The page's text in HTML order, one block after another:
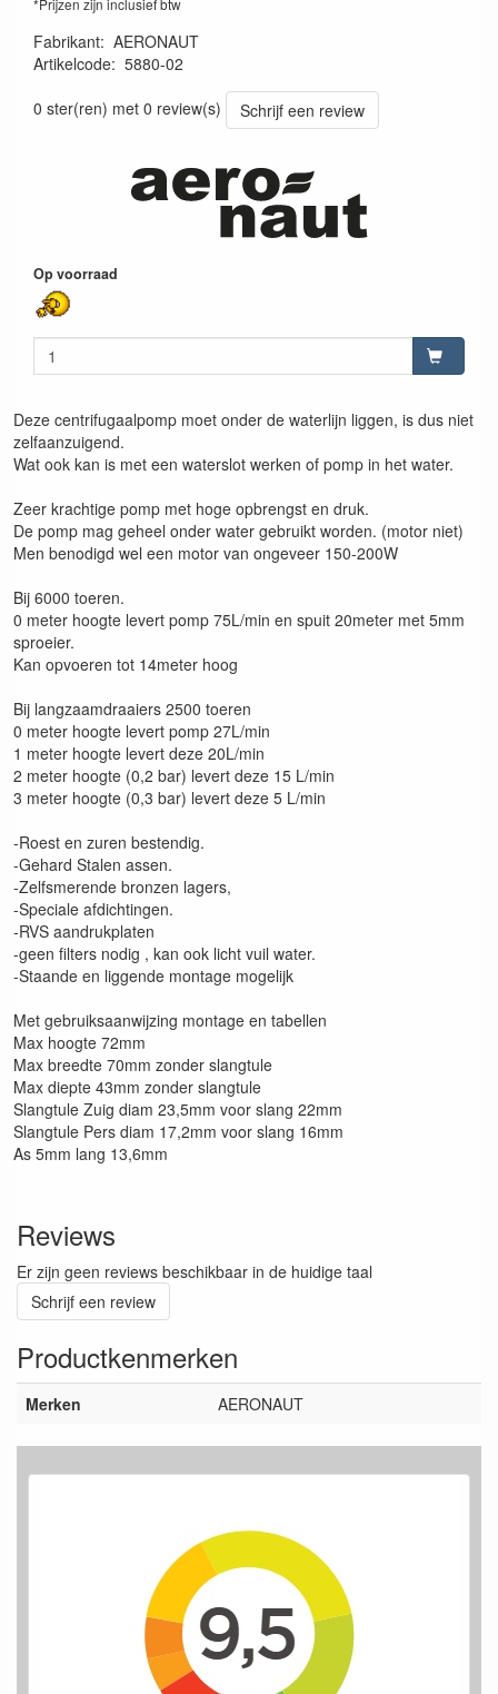
*Prijzen zijn inclusief btw
Fabrikant: AERONAUT
Artikelcode: 5880-02
0 ster(ren) met 0 review(s)
Schrijf een review
Op voorraad
Deze centrifugaalpomp moet onder de waterlijn liggen, is dus niet
zelfaanzuigend.
Wat ook kan is met een waterslot werken of pomp in het water.
Zeer krachtige pomp met hoge opbrengst en druk.
De pomp mag geheel onder water gebruikt worden. (motor niet)
Men benodigd wel een motor van ongeveer 150-200W
Bij 6000 toeren.
0 meter hoogte levert pomp 75L/min en spuit 20meter met 5mm
sproeier.
Kan opvoeren tot 14meter hoog
Bij langzaamdraaiers 2500 toeren
0 meter hoogte levert pomp 27L/min
1 meter hoogte levert deze 20L/min
2 meter hoogte (0,2 bar) levert deze 15 L/min
3 meter hoogte (0,3 bar) levert deze 5 L/min
-Roest en zuren bestendig.
-Gehard Stalen assen.
-Zelfsmerende bronzen lagers,
-Speciale afdichtingen.
-RVS aandrukplaten
-geen filters nodig , kan ook licht vuil water.
-Staande en liggende montage mogelijk
Met gebruiksaanwijzing montage en tabellen
Max hoogte 72mm
Max breedte 70mm zonder slangtule
Max diepte 43mm zonder slangtule
Slangtule Zuig diam 23,5mm voor slang 22mm
Slangtule Pers diam 17,2mm voor slang 16mm
As 5mm lang 13,6mm
Reviews
Er zijn geen reviews beschikbaar in de huidige taal
Schrijf een review
Productkenmerken
Merken AERONAUT